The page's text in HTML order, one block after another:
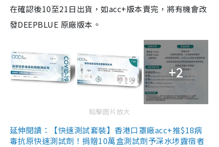
在確認後10至21日出貨，如acc+版本賣完，將有機會改
發DEEPBLUE 原廠版本。
+2
點擊圖片放大
延伸閱讀：【快速測試套裝】香港口罩廠acc+推$18病
毒抗原快速測試劑！捐贈10萬盒測試劑予深水埗露宿者